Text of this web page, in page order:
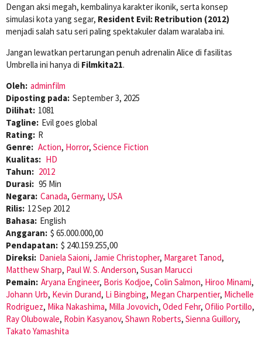
Dengan aksi megah, kembalinya karakter ikonik, serta konsep
simulasi kota yang segar, Resident Evil: Retribution (2012)
menjadi salah satu seri paling spektakuler dalam waralaba ini.
Jangan lewatkan pertarungan penuh adrenalin Alice di fasilitas
Umbrella ini hanya di Filmkita21.
Oleh: adminfilm
Diposting pada: September 3, 2025
Dilihat: 1081
Tagline: Evil goes global
Rating: R
Genre: Action, Horror, Science Fiction
Kualitas: HD
Tahun: 2012
Durasi: 95 Min
Negara: Canada, Germany, USA
Rilis: 12 Sep 2012
Bahasa: English
Anggaran: $ 65.000.000,00
Pendapatan: $ 240.159.255,00
Direksi: Daniela Saioni, Jamie Christopher, Margaret Tanod,
Matthew Sharp, Paul W. S. Anderson, Susan Marucci
Pemain: Aryana Engineer, Boris Kodjoe, Colin Salmon, Hiroo Minami,
Johann Urb, Kevin Durand, Li Bingbing, Megan Charpentier, Michelle
Rodriguez, Mika Nakashima, Milla Jovovich, Oded Fehr, Ofilio Portillo,
Ray Olubowale, Robin Kasyanov, Shawn Roberts, Sienna Guillory,
Takato Yamashita